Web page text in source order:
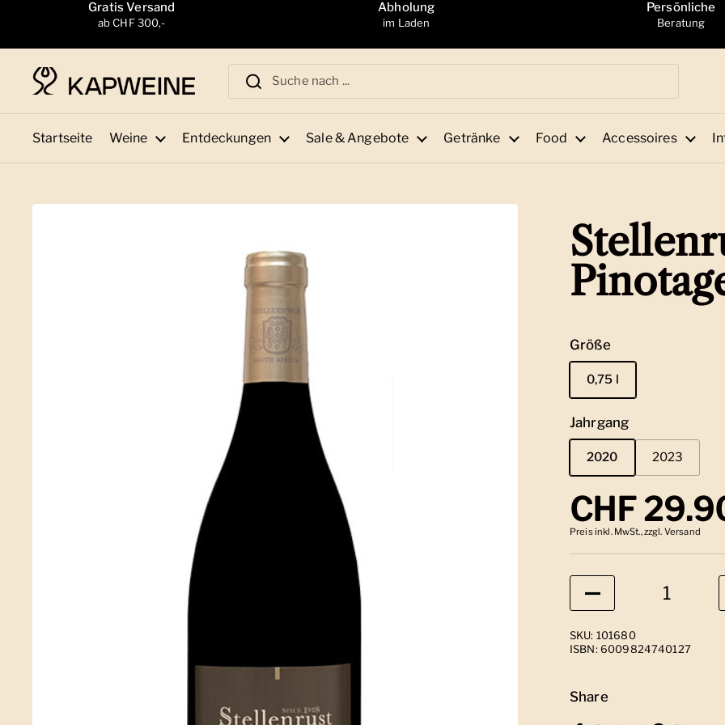
Zum Inhalt springenGratis Versand
ab CHF 300,-
Abholung
im Laden
Persönliche
Beratung
Startseite Weine Entdeckungen Sale & Angebote Getränke Food Accessoires
Größe
0,75 l
Jahrgang
2020 2023
Regulärer
CHF
Preis inkl. MwSt., zzgl. Versand
Anzahl
SKU: 101680
ISBN: 6009824740127
Share